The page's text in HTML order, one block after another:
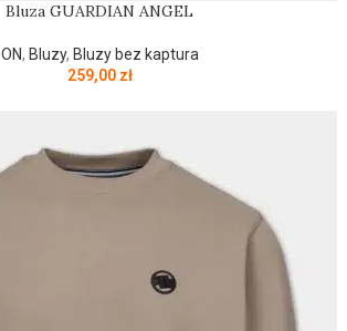
Bluza GUARDIAN ANGEL
ON, Bluzy, Bluzy bez kaptura
259,00 zł